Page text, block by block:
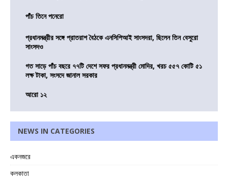
পাঁচ তিনে পনেরো
প্রধানমন্ত্রীর সঙ্গে প্রাতরাশ বৈঠকে এনসিপিআই সাংসদরা, ছিলেন তিন বেসুরো
সাংসদও
গত সাড়ে পাঁচ বছরে ৭৭টি দেশে সফর প্রধানমন্ত্রী মোদির, খরচ ৫৫৭ কোটি ৫১
লক্ষ টাকা, সংসদে জানাল সরকার
আরো ১২
NEWS IN CATEGORIES
একনজরে
কলকাতা